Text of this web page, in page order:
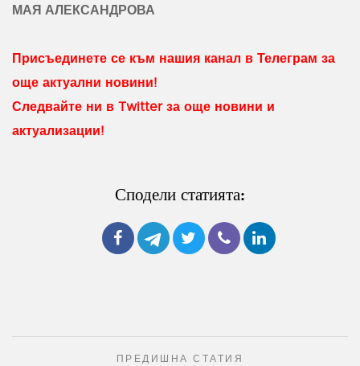
МАЯ АЛЕКСАНДРОВА
Присъединете се към нашия канал в Телеграм за
още актуални новини!
Следвайте ни в Twitter за още новини и
актуализации!
Сподели статията:
ПРЕДИШНА СТАТИЯ